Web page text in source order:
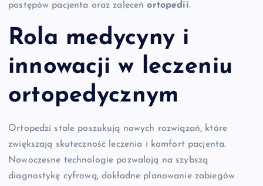
postępów pacjenta oraz zaleceńortopedii.
Rola medycyny i
innowacji w leczeniu
ortopedycznym
Ortopedzi stale poszukują nowych rozwiązań, które
zwiększają skuteczność leczenia i komfort pacjenta.
Nowoczesne technologie pozwalają na szybszą
diagnostykę cyfrową, dokładne planowanie zabiegów